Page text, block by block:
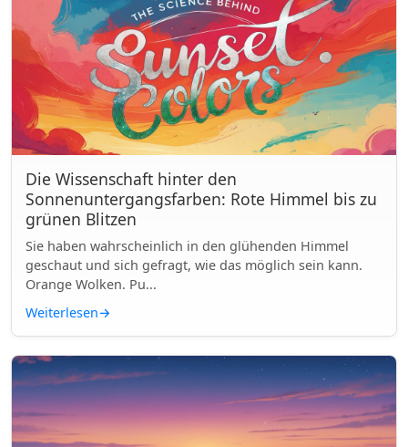
Die Wissenschaft hinter den
Sonnenuntergangsfarben: Rote Himmel bis zu
grünen Blitzen
Sie haben wahrscheinlich in den glühenden Himmel
geschaut und sich gefragt, wie das möglich sein kann.
Orange Wolken. Pu...
Weiterlesen→